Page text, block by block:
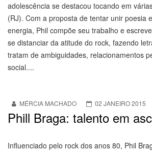
adolescência se destacou tocando em
(RJ). Com a proposta de tentar unir poesia e
energia, Phil compõe seu trabalho e
se distanciar da atitude do rock, fazendo
tratam de ambiguidades, relacionamentos
social....
MÉRCIA MACHADO 02 JANEIRO 2015
Phill Braga: talento em
Influenciado pelo rock dos anos 80, Phil